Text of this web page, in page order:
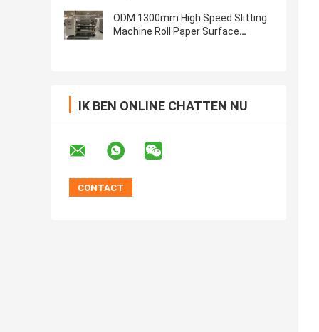
ODM 1300mm High Speed Slitting
Machine Roll Paper Surface
IK BEN ONLINE CHATTEN NU